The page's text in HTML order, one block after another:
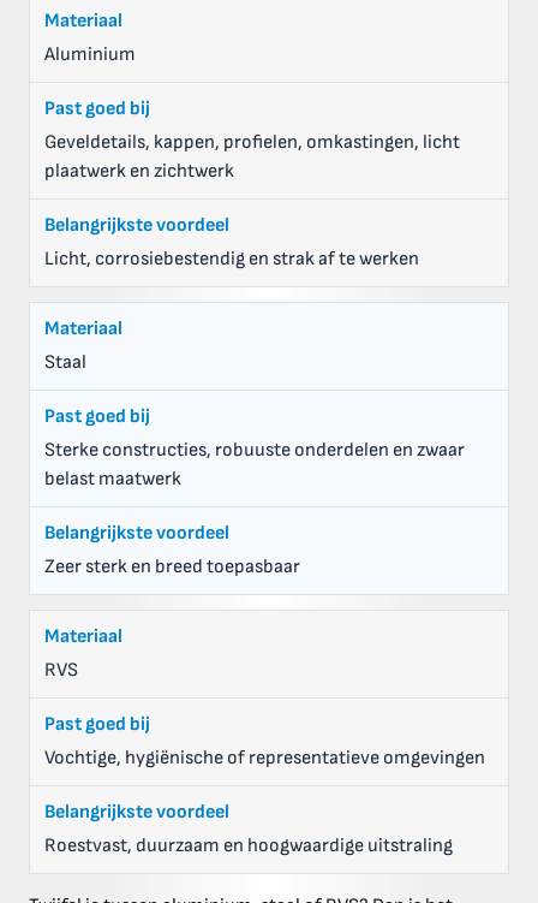
Aluminium
Geveldetails, kappen, profielen, omkastingen, licht
plaatwerk en zichtwerk
Licht, corrosiebestendig en strak af te werken
Staal
Sterke constructies, robuuste onderdelen en zwaar
belast maatwerk
Zeer sterk en breed toepasbaar
RVS
Vochtige, hygiënische of representatieve omgevingen
Roestvast, duurzaam en hoogwaardige uitstraling